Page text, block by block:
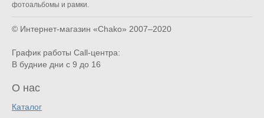
фотоальбомы и рамки.
© Интернет-магазин «Chako» 2007–2020
График работы Call-центра:
В будние дни с 9 до 16
О нас
Каталог